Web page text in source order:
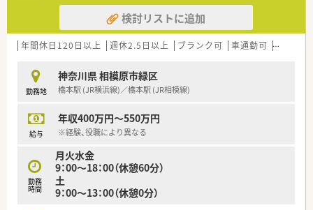
【勤務実態について】
■平日は18時30分まで、土曜日は17時までの開局となっており、
週休2日制の導入によりメリハリのある働き方を実現できます。
いては1分単位で手当が支給されるため、非常に透明性の高い環
境です。
■エリア内で4から5店舗のドミナント展開をしているため、急
です。
■内科および消化器科の処方箋に基づいた調剤業務や監査、そし
て患者様一人ひとりの背景に寄り添った服薬指導を担当いただ
きます。
■門前ドクターは大学病院等での経験も豊富なため、専門性の高
検討リストに追加
年間休日120日以上 週休2.5日以上 ブランク可 車通勤可 認定薬
勤務地
神奈川県 相模原市緑区
橋本駅 (JR横浜線)／橋本駅 (JR相模線)
給与
年収400万円～550万円
※経験、役職により異なる
勤務
時間
月火水金
9：00～18：00（休憩60分）
土
9：00～13：00（休憩0分）